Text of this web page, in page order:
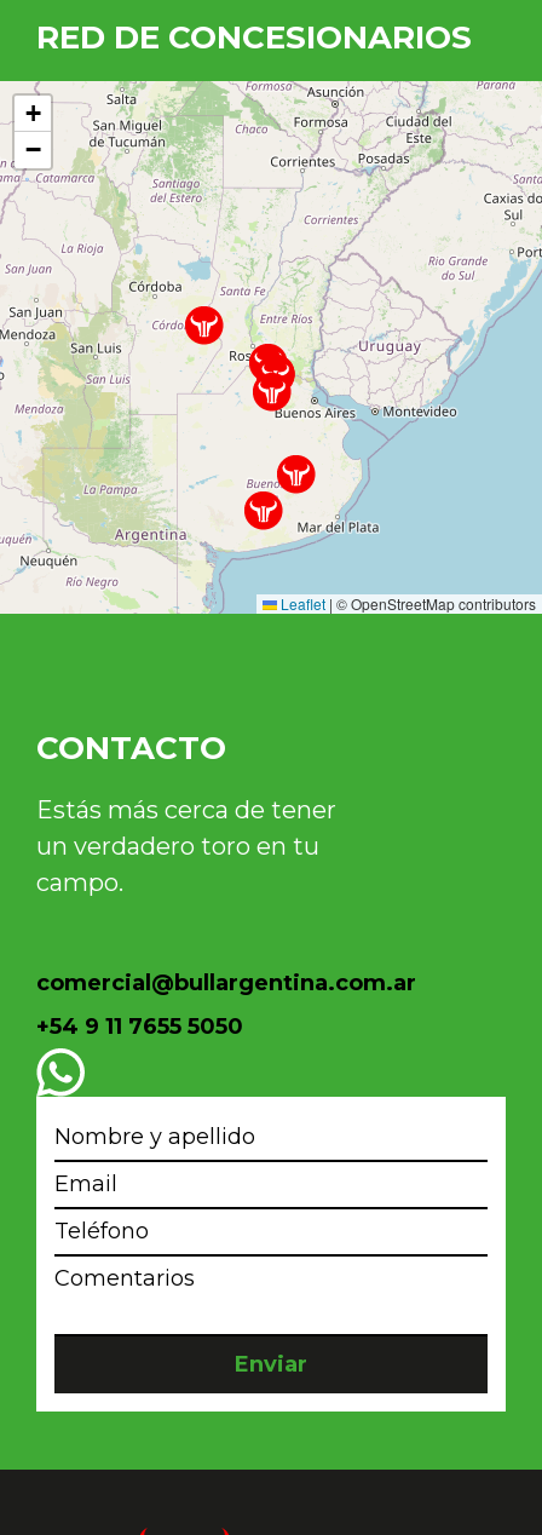
RED DE CONCESIONARIOS
+
−
Leaflet | © OpenStreetMap contributors
CONTACTO
Estás más cerca de tener
un verdadero toro en tu
campo.
comercial@bullargentina.com.ar
+54 9 11 7655 5050
Enviar